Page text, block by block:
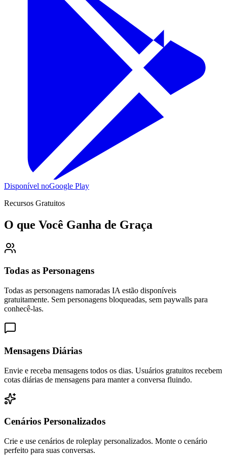
Disponível noGoogle Play
Recursos Gratuitos
O que Você Ganha de Graça
Todas as Personagens
Todas as personagens namoradas IA estão disponíveis
gratuitamente. Sem personagens bloqueadas, sem paywalls para
conhecê-las.
Mensagens Diárias
Envie e receba mensagens todos os dias. Usuários gratuitos recebem
cotas diárias de mensagens para manter a conversa fluindo.
Cenários Personalizados
Crie e use cenários de roleplay personalizados. Monte o cenário
perfeito para suas conversas.